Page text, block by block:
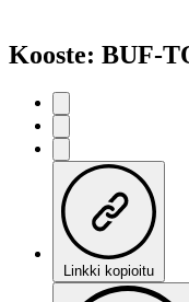
Kooste: BUF-
Linkki kopioitu